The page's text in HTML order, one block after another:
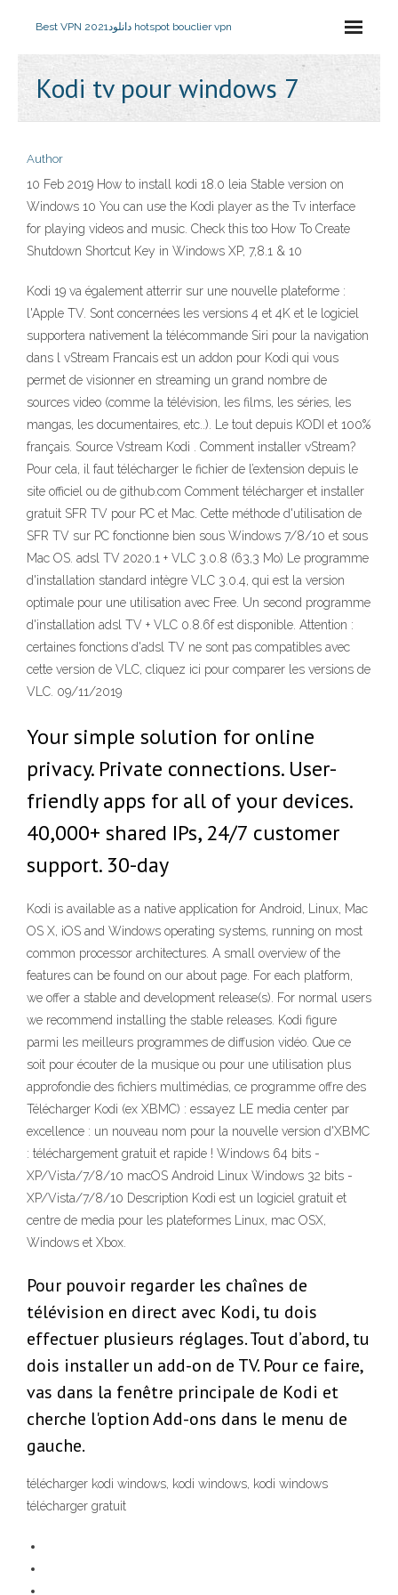
Best VPN 2021 دانلود hotspot bouclier vpn
Kodi tv pour windows 7
Author
10 Feb 2019 How to install kodi 18.0 leia Stable version on
Windows 10 You can use the Kodi player as the Tv interface
for playing videos and music. Check this too How To Create
Shutdown Shortcut Key in Windows XP, 7,8.1 & 10
Kodi 19 va également atterrir sur une nouvelle plateforme :
l'Apple TV. Sont concernées les versions 4 et 4K et le logiciel
supportera nativement la télécommande Siri pour la navigation
dans l vStream Francais est un addon pour Kodi qui vous
permet de visionner en streaming un grand nombre de
sources video (comme la télévision, les films, les séries, les
mangas, les documentaires, etc..). Le tout depuis KODI et 100%
français. Source Vstream Kodi . Comment installer vStream?
Pour cela, il faut télécharger le fichier de l’extension depuis le
site officiel ou de github.com Comment télécharger et installer
gratuit SFR TV pour PC et Mac. Cette méthode d'utilisation de
SFR TV sur PC fonctionne bien sous Windows 7/8/10 et sous
Mac OS. adsl TV 2020.1 + VLC 3.0.8 (63,3 Mo) Le programme
d'installation standard intègre VLC 3.0.4, qui est la version
optimale pour une utilisation avec Free. Un second programme
d'installation adsl TV + VLC 0.8.6f est disponible. Attention :
certaines fonctions d'adsl TV ne sont pas compatibles avec
cette version de VLC, cliquez ici pour comparer les versions de
VLC. 09/11/2019
Your simple solution for online
privacy. Private connections. User-
friendly apps for all of your devices.
40,000+ shared IPs, 24/7 customer
support. 30-day
Kodi is available as a native application for Android, Linux, Mac
OS X, iOS and Windows operating systems, running on most
common processor architectures. A small overview of the
features can be found on our about page. For each platform,
we offer a stable and development release(s). For normal users
we recommend installing the stable releases. Kodi figure
parmi les meilleurs programmes de diffusion vidéo. Que ce
soit pour écouter de la musique ou pour une utilisation plus
approfondie des fichiers multimédias, ce programme offre des
Télécharger Kodi (ex XBMC) : essayez LE media center par
excellence : un nouveau nom pour la nouvelle version d'XBMC
: téléchargement gratuit et rapide ! Windows 64 bits -
XP/Vista/7/8/10 macOS Android Linux Windows 32 bits -
XP/Vista/7/8/10 Description Kodi est un logiciel gratuit et
centre de media pour les plateformes Linux, mac OSX,
Windows et Xbox.
Pour pouvoir regarder les chaînes de
télévision en direct avec Kodi, tu dois
effectuer plusieurs réglages. Tout d’abord, tu
dois installer un add-on de TV. Pour ce faire,
vas dans la fenêtre principale de Kodi et
cherche l'option Add-ons dans le menu de
gauche.
télécharger kodi windows, kodi windows, kodi windows
télécharger gratuit